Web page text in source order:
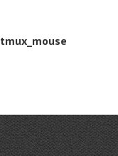
tmux_mouse